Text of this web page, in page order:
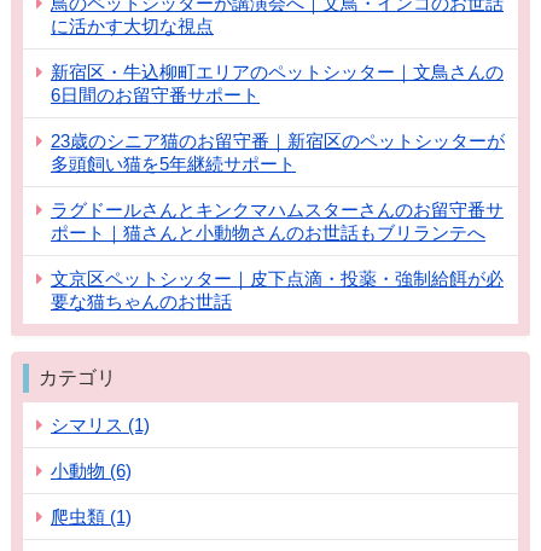
に活かす大切な視点
新宿区・牛込柳町エリアのペットシッター｜文鳥さんの
6日間のお留守番サポート
23歳のシニア猫のお留守番｜新宿区のペットシッターが
多頭飼い猫を5年継続サポート
ラグドールさんとキンクマハムスターさんのお留守番サ
ポート｜猫さんと小動物さんのお世話もブリランテへ
文京区ペットシッター｜皮下点滴・投薬・強制給餌が必
要な猫ちゃんのお世話
カテゴリ
シマリス (1)
小動物 (6)
爬虫類 (1)